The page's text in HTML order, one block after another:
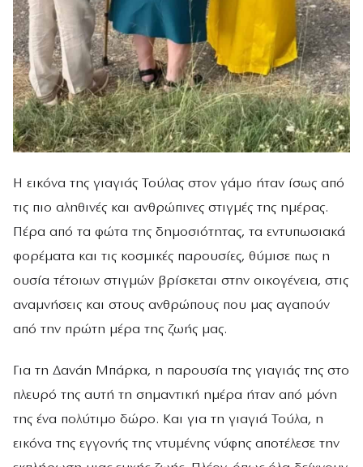
Η εικόνα της γιαγιάς Τούλας στον γάμο ήταν ίσως από
τις πιο αληθινές και ανθρώπινες στιγμές της ημέρας.
Πέρα από τα φώτα της δημοσιότητας, τα εντυπωσιακά
φορέματα και τις κοσμικές παρουσίες, θύμισε πως η
ουσία τέτοιων στιγμών βρίσκεται στην οικογένεια, στις
αναμνήσεις και στους ανθρώπους που μας αγαπούν
από την πρώτη μέρα της ζωής μας.
Για τη Δανάη Μπάρκα, η παρουσία της γιαγιάς της στο
πλευρό της αυτή τη σημαντική ημέρα ήταν από μόνη
της ένα πολύτιμο δώρο. Και για τη γιαγιά Τούλα, η
εικόνα της εγγονής της ντυμένης νύφης αποτέλεσε την